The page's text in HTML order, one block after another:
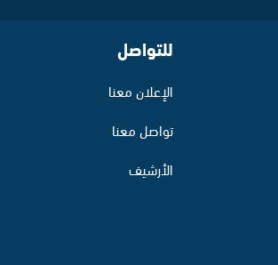
للتواصل
الإعلان معنا
تواصل معنا
الأرشيف